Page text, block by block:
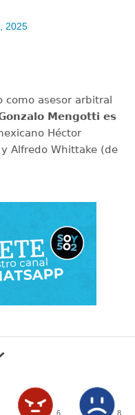
2025
como asesor arbitral
Mengotti es
Héctor
Alfredo Whittake (de
6 8